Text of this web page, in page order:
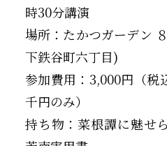
時30分講演
場所：たかつガーデン
下鉄谷町六丁目)
参加費用：3,000円（
千円のみ）
持ち物：菜根譚に魅せ